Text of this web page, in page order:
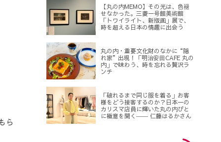
ら
【丸の内MEMO】その光は、色褪
せなかった。三菱一号館美術館
「トワイライト、新版画」展で、
時を超える日本の情趣に出会う
丸の内・重要文化財のなかに“隠
れ家”出現！「明治安田CAFE 丸の
内」で味わう、時を忘れる贅沢ラ
ンチ
「破れるまで同じ服を着る」お客
様をどう接客するのか？日本一の
カリスマ店員に輝いた丸の内びと
に極意を聞く―― 仁藤はるかさん